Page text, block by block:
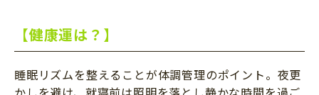
【健康運は？】
睡眠リズムを整えることが体調管理のポイント。夜更